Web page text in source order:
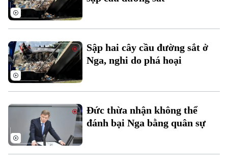
Hà Nội
Chính trị
An ninh trật tự
Công nghệ
Hà Nội
Nhịp sống Hà Nội
Người Hà Nội
Khoảnh khắc Hà Nội
Thế giới
Tin tức
Quân sự
Hồ sơ
Tin tức
Nhà đất
Sập hai cây cầu đường sắt ở
Nga, nghi do phá hoại
Đức thừa nhận không thể
đánh bại Nga bằng quân sự